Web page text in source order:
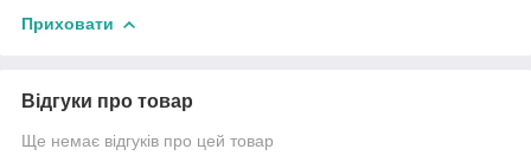
Приховати
Відгуки про товар
Ще немає відгуків про цей товар